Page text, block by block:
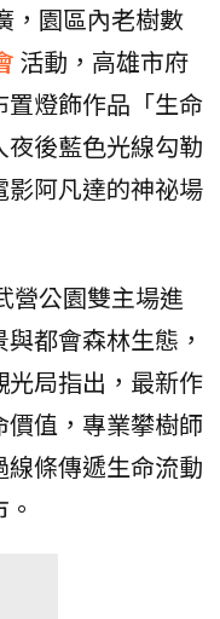
，園區內老樹數
活動，高雄市府
燈飾作品「生命
後藍色光線勾勒
阿凡達的神祕場
營公園雙主場進
都會森林生態，
局指出，最新作
值，專業攀樹師
條傳遞生命流動